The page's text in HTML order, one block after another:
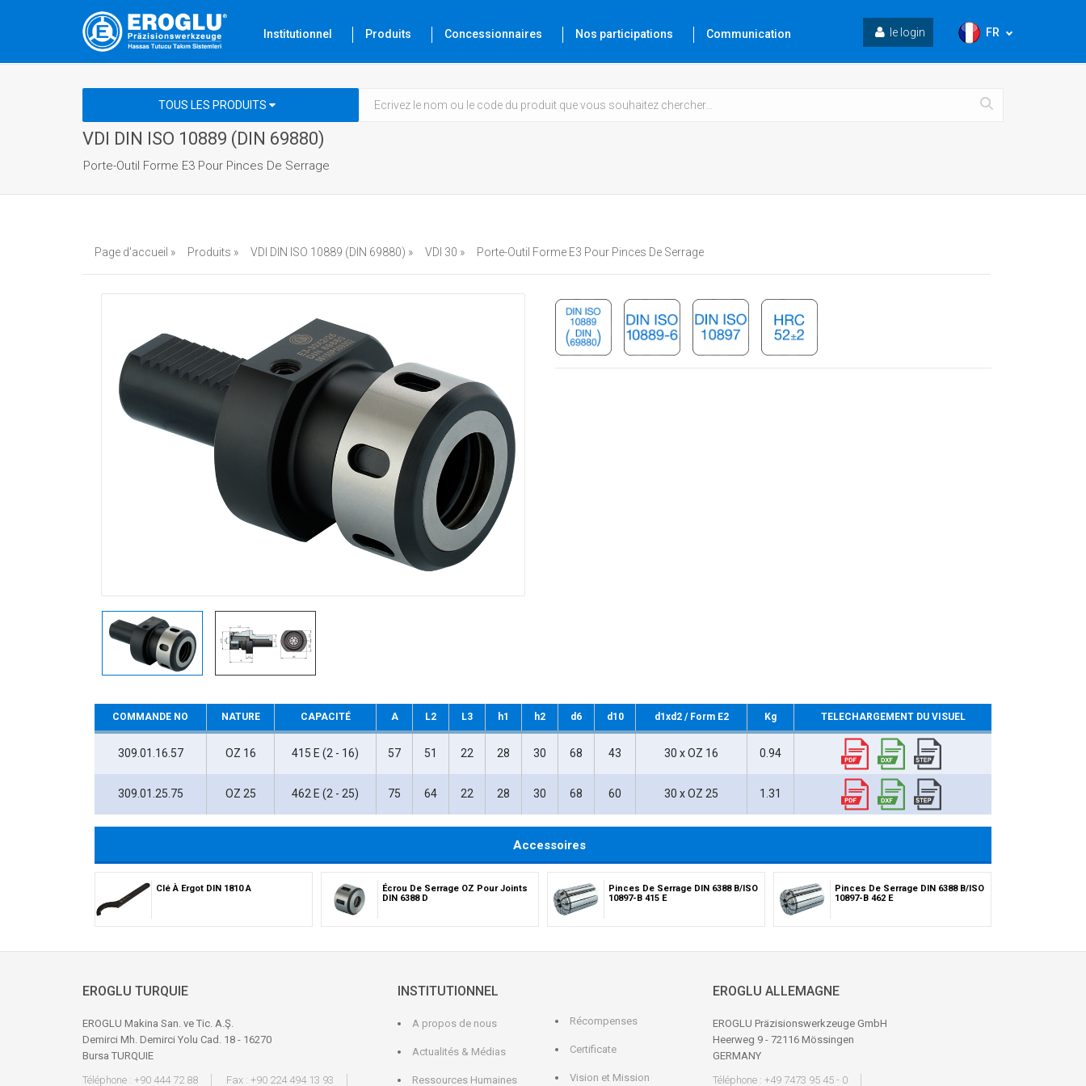
Institutionnel Produits Concessionnaires Nos participations Communication FR
le login
TOUS LES PRODUITS
VDI DIN ISO 10889 (DIN 69880)
Porte-Outil Forme E3 Pour Pinces De Serrage
Page d'accueil » Produits » VDI DIN ISO 10889 (DIN 69880) » VDI 30 » Porte-Outil Forme E3 Pour Pinces De Serrage
COMMANDE NO NATURE CAPACITÉ A L2 L3 h1 h2 d6 d10 d1xd2 / Form E2 Kg TELECHARGEMENT DU VISUEL
309.01.16.57 OZ 16 415 E (2 - 16) 57 51 22 28 30 68 43 30 x OZ 16 0.94
309.01.25.75 OZ 25 462 E (2 - 25) 75 64 22 28 30 68 60 30 x OZ 25 1.31
Accessoires
Clé À Ergot DIN 1810 A
Écrou De Serrage OZ Pour Joints
DIN 6388 D
Pinces De Serrage DIN 6388 B/ISO
10897-B 415 E
Pinces De Serrage DIN 6388 B/ISO
10897-B 462 E
EROGLU TURQUIE
EROGLU Makina San. ve Tic. A.Ş.
Demirci Mh. Demirci Yolu Cad. 18 - 16270
Bursa TURQUIE
Téléphone : +90 444 72 88
Fax : +90 224 494 13 93
INSTITUTIONNEL
A propos de nous
Actualités & Médias
Ressources Humaines
Récompenses
Certificate
Vision et Mission
EROGLU ALLEMAGNE
EROGLU Präzisionswerkzeuge GmbH
Heerweg 9 - 72116 Mössingen
GERMANY
Téléphone : +49 7473 95 45 - 0